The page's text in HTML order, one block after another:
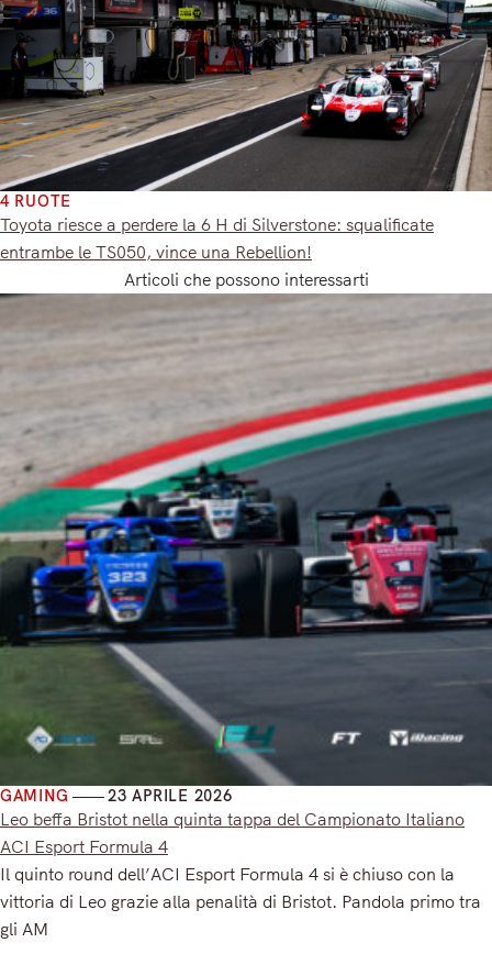
4 RUOTE
Toyota riesce a perdere la 6 H di Silverstone: squalificate
entrambe le TS050, vince una Rebellion!
Articoli che possono interessarti
GAMING 23 APRILE 2026
Leo beffa Bristot nella quinta tappa del Campionato Italiano
ACI Esport Formula 4
Il quinto round dell’ACI Esport Formula 4 si è chiuso con la
vittoria di Leo grazie alla penalità di Bristot. Pandola primo tra
gli AM